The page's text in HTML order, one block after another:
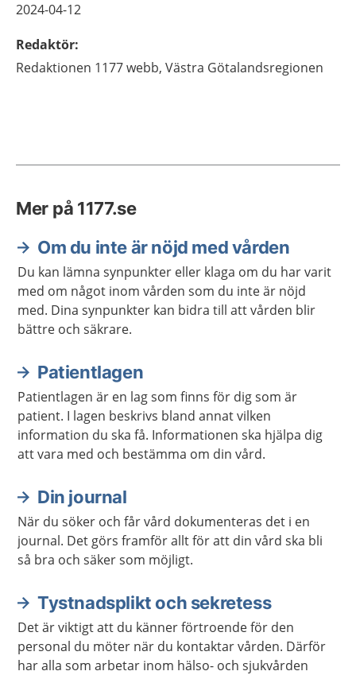
2024-04-12
Redaktör:
Redaktionen 1177 webb, Västra Götalandsregionen
Mer på 1177.se
Om du inte är nöjd med vården
Du kan lämna synpunkter eller klaga om du har varit
med om något inom vården som du inte är nöjd
med. Dina synpunkter kan bidra till att vården blir
bättre och säkrare.
Patientlagen
Patientlagen är en lag som finns för dig som är
patient. I lagen beskrivs bland annat vilken
information du ska få. Informationen ska hjälpa dig
att vara med och bestämma om din vård.
Din journal
När du söker och får vård dokumenteras det i en
journal. Det görs framför allt för att din vård ska bli
så bra och säker som möjligt.
Tystnadsplikt och sekretess
Det är viktigt att du känner förtroende för den
personal du möter när du kontaktar vården. Därför
har alla som arbetar inom hälso- och sjukvården